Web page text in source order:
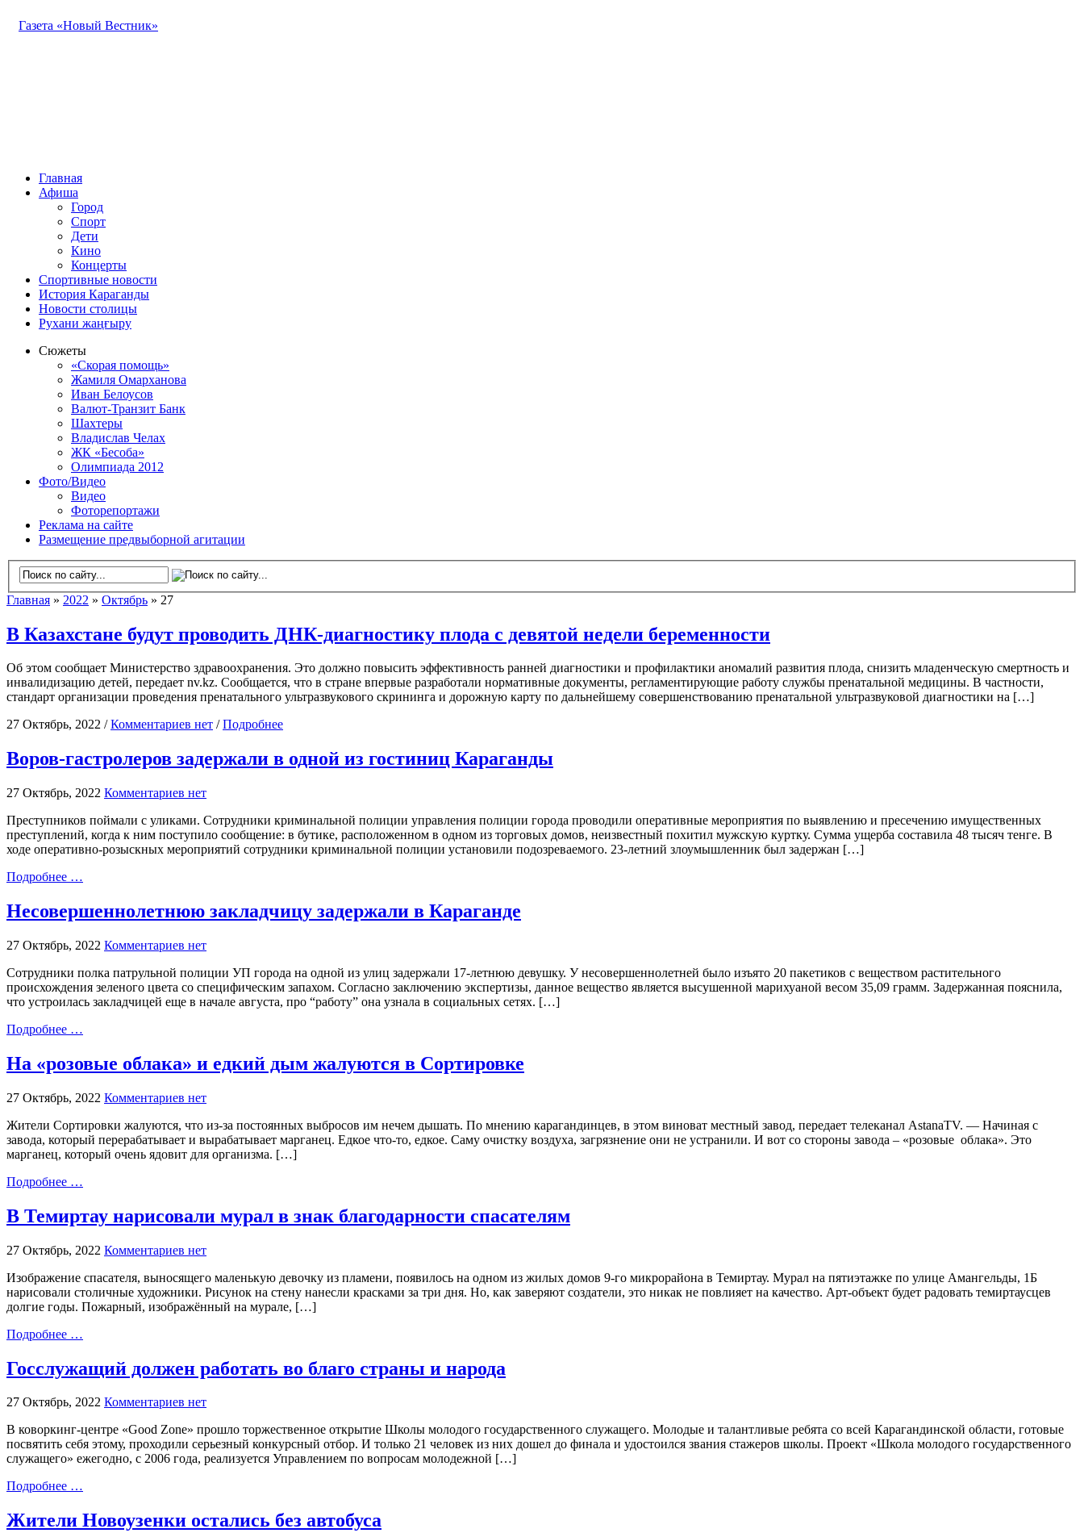
Газета «Новый Вестник»
Главная
Афиша
Город
Спорт
Дети
Кино
Концерты
Спортивные новости
История Караганды
Новости столицы
Рухани жаңғыру
Сюжеты
«Скорая помощь»
Жамиля Омарханова
Иван Белоусов
Валют-Транзит Банк
Шахтеры
Владислав Челах
ЖК «Бесоба»
Олимпиада 2012
Фото/Видео
Видео
Фоторепортажи
Реклама на сайте
Размещение предвыборной агитации
Главная » 2022 » Октябрь » 27
В Казахстане будут проводить ДНК-диагностику плода с девятой недели беременности
Об этом сообщает Министерство здравоохранения. Это должно повысить эффективность ранней диагностики и профилактики аномалий развития плода, снизить младенческую смертность и
инвалидизацию детей, передает nv.kz. Сообщается, что в стране впервые разработали нормативные документы, регламентирующие работу службы пренатальной медицины. В частности,
стандарт организации проведения пренатального ультразвукового скрининга и дорожную карту по дальнейшему совершенствованию пренатальной ультразвуковой диагностики на […]
27 Октябрь, 2022 /Комментариев нет /Подробнее
Воров-гастролеров задержали в одной из гостиниц Караганды
27 Октябрь, 2022 Комментариев нет
Преступников поймали с уликами. Сотрудники криминальной полиции управления полиции города проводили оперативные мероприятия по выявлению и пресечению имущественных
преступлений, когда к ним поступило сообщение: в бутике, расположенном в одном из торговых домов, неизвестный похитил мужскую куртку. Сумма ущерба составила 48 тысяч тенге. В
ходе оперативно-розыскных мероприятий сотрудники криминальной полиции установили подозреваемого. 23-летний злоумышленник был задержан […]
Подробнее …
Несовершеннолетнюю закладчицу задержали в Караганде
27 Октябрь, 2022 Комментариев нет
Сотрудники полка патрульной полиции УП города на одной из улиц задержали 17-летнюю девушку. У несовершеннолетней было изъято 20 пакетиков с веществом растительного
происхождения зеленого цвета со специфическим запахом. Согласно заключению экспертизы, данное вещество является высушенной марихуаной весом 35,09 грамм. Задержанная пояснила,
что устроилась закладчицей еще в начале августа, про “работу” она узнала в социальных сетях. […]
Подробнее …
На «розовые облака» и едкий дым жалуются в Сортировке
27 Октябрь, 2022 Комментариев нет
Жители Сортировки жалуются, что из-за постоянных выбросов им нечем дышать. По мнению карагандинцев, в этом виноват местный завод, передает телеканал АstanaTV. — Начиная с
завода, который перерабатывает и вырабатывает марганец. Едкое что-то, едкое. Саму очистку воздуха, загрязнение они не устранили. И вот со стороны завода – «розовые облака». Это
марганец, который очень ядовит для организма. […]
Подробнее …
В Темиртау нарисовали мурал в знак благодарности спасателям
27 Октябрь, 2022 Комментариев нет
Изображение спасателя, выносящего маленькую девочку из пламени, появилось на одном из жилых домов 9-го микрорайона в Темиртау. Мурал на пятиэтажке по улице Амангельды, 1Б
нарисовали столичные художники. Рисунок на стену нанесли красками за три дня. Но, как заверяют создатели, это никак не повлияет на качество. Арт-объект будет радовать темиртаусцев
долгие годы. Пожарный, изображённый на мурале, […]
Подробнее …
Госслужащий должен работать во благо страны и народа
27 Октябрь, 2022 Комментариев нет
В коворкинг-центре «Good Zone» прошло торжественное открытие Школы молодого государственного служащего. Молодые и талантливые ребята со всей Карагандинской области, готовые
посвятить себя этому, проходили серьезный конкурсный отбор. И только 21 человек из них дошел до финала и удостоился звания стажеров школы. Проект «Школа молодого государственного
служащего» ежегодно, с 2006 года, реализуется Управлением по вопросам молодежной […]
Подробнее …
Жители Новоузенки остались без автобуса